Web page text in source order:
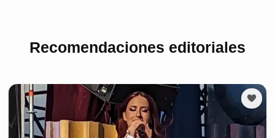
Recomendaciones editoriales